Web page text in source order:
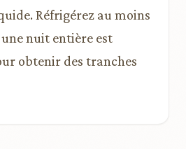
Réfrigérez au moins
nuit entière est
obtenir des tranches